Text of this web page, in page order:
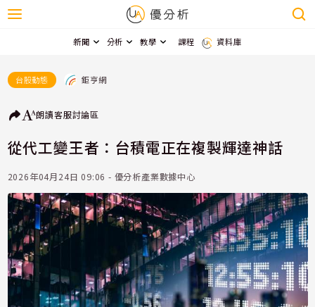
新聞 分析 教學 課程 資料庫
台股動態 鉅亨網
朗讀客服討論區
從代工變王者：台積電正在複製輝達神話
2026年04月24日 09:06 - 優分析產業數據中心